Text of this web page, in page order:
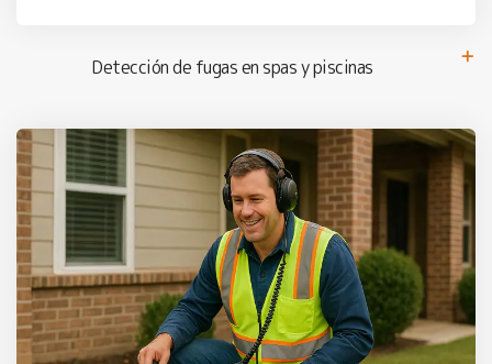
Detección de fugas en spas y piscinas